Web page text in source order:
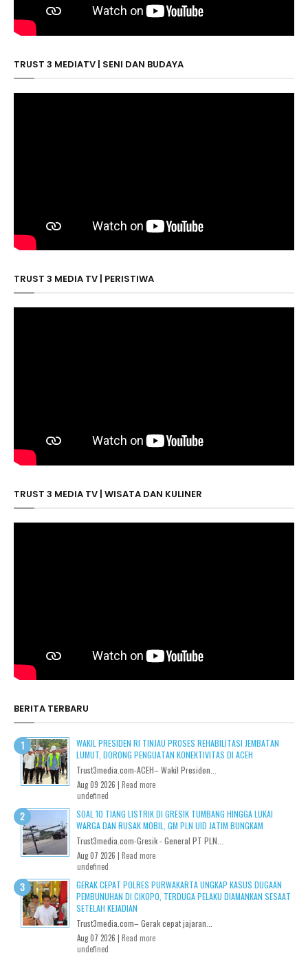
TRUST 3 MEDIATV | SENI DAN BUDAYA
TRUST 3 MEDIA TV | PERISTIWA
TRUST 3 MEDIA TV | WISATA DAN KULINER
BERITA TERBARU
WAKIL PRESIDEN RI TINJAU PROSES REHABILITASI JEMBATAN
LUMUT, DORONG PENGUATAN KONEKTIVITAS DI ACEH
Trust3media.com-ACEH– Wakil Presiden...
Aug 09 2026 | Read more
undefined
SOAL 10 TIANG LISTRIK DI GRESIK TUMBANG HINGGA LUKAI
WARGA DAN RUSAK MOBIL, GM PLN UID JATIM BUNGKAM
Trust3media.com-Gresik - General PT PLN...
Aug 07 2026 | Read more
undefined
GERAK CEPAT POLRES PURWAKARTA UNGKAP KASUS DUGAAN
PEMBUNUHAN DI CIKOPO, TERDUGA PELAKU DIAMANKAN SESAAT
SETELAH KEJADIAN
Trust3media.com– Gerak cepat jajaran...
Aug 07 2026 | Read more
undefined